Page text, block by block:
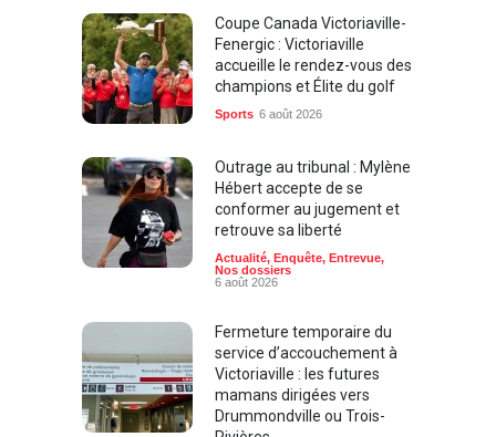
Coupe Canada Victoriaville-
Fenergic : Victoriaville
accueille le rendez-vous des
champions et Élite du golf
Sports 6 août 2026
Outrage au tribunal : Mylène
Hébert accepte de se
conformer au jugement et
retrouve sa liberté
Actualité Enquête Entrevue
Nos dossiers
6 août 2026
Fermeture temporaire du
service d’accouchement à
Victoriaville : les futures
mamans dirigées vers
Drummondville ou Trois-
Rivières